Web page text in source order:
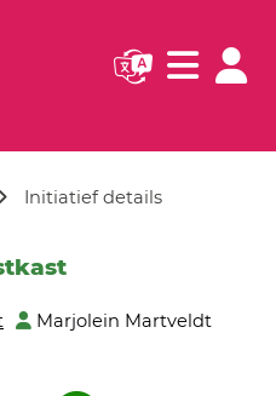
pagina)
Navigatie
Initiatief details
Marjolein Martveldt